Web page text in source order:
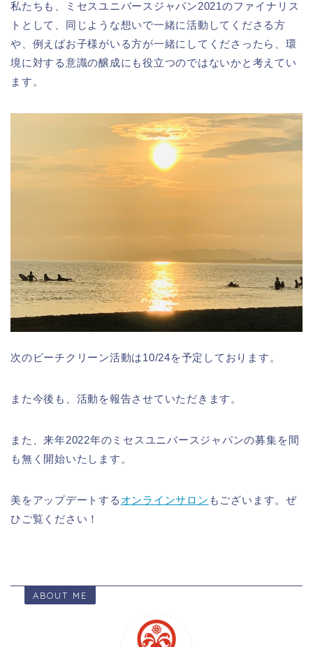
私たちも、ミセスユニバースジャパン2021のファイナリス
トとして、同じような想いで一緒に活動してくださる方
や、例えばお子様がいる方が一緒にしてくださったら、環
境に対する意識の醸成にも役立つのではないかと考えてい
ます。
次のビーチクリーン活動は10/24を予定しております。
また今後も、活動を報告させていただきます。
また、来年2022年のミセスユニバースジャパンの募集を間
も無く開始いたします。
美をアップデートする オンラインサロン もございます。ぜ
ひご覧ください！
ABOUT ME